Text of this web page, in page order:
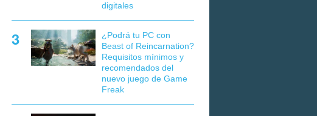
digitales
¿Podrá tu PC con
Beast of Reincarnation?
Requisitos mínimos y
recomendados del
nuevo juego de Game
Freak